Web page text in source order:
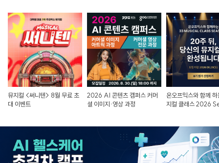
뮤지컬 <써니텐> 8월 무료 초
대 이벤트
2026 AI 콘텐츠 캠퍼스 커머
셜 이미지·영상 과정
온오프믹스와 함께
지컬 클래스 2026